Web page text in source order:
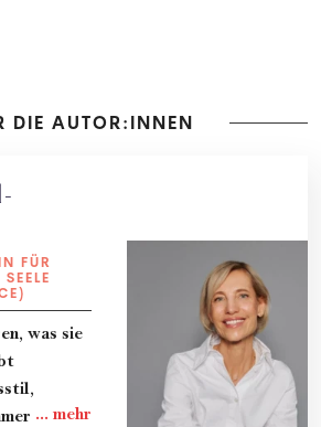
DIE AUTOR:INNEN
FÜR
was sie
wieder